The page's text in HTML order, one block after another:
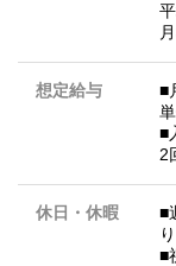
想定給与
■
■
2
休日・休暇
■
り
■